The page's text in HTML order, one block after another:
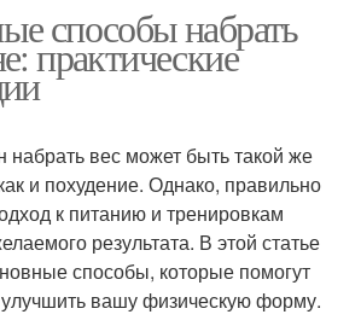
способы набрать
практические
вес может быть такой же
и похудение. Однако, правильно
к питанию и тренировкам
результата. В этой статье
способы, которые помогут
вашу физическую форму.